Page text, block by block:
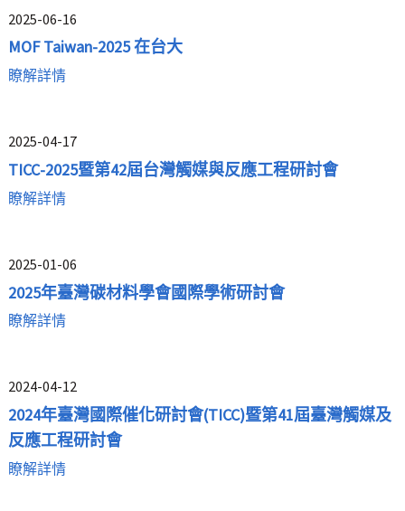
2025-06-16
MOF Taiwan-2025 在台大
瞭解詳情
2025-04-17
TICC-2025暨第42屆台灣觸媒與反應工程研討會
瞭解詳情
2025-01-06
2025年臺灣碳材料學會國際學術研討會
瞭解詳情
2024-04-12
2024年臺灣國際催化研討會(TICC)暨第41屆臺灣觸媒及
反應工程研討會
瞭解詳情